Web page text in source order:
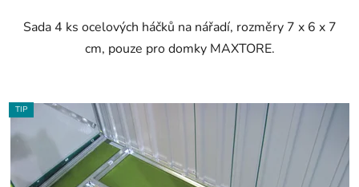
Sada 4 ks ocelových háčků na nářadí, rozměry 7 x 6 x 7
cm, pouze pro domky MAXTORE.
TIP